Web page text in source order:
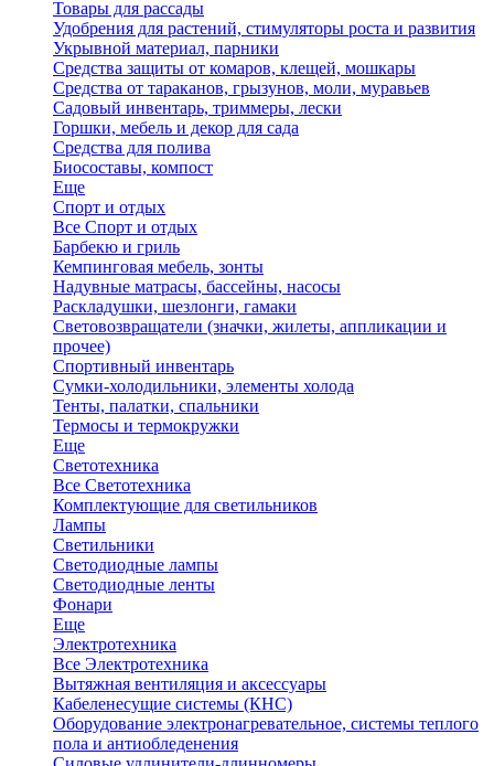
Товары для рассады
Удобрения для растений, стимуляторы роста и развития
Укрывной материал, парники
Средства защиты от комаров, клещей, мошкары
Средства от тараканов, грызунов, моли, муравьев
Садовый инвентарь, триммеры, лески
Горшки, мебель и декор для сада
Средства для полива
Биосоставы, компост
Еще
Спорт и отдых
Все Спорт и отдых
Барбекю и гриль
Кемпинговая мебель, зонты
Надувные матрасы, бассейны, насосы
Раскладушки, шезлонги, гамаки
Световозвращатели (значки, жилеты, аппликации и
прочее)
Спортивный инвентарь
Сумки-холодильники, элементы холода
Тенты, палатки, спальники
Термосы и термокружки
Еще
Светотехника
Все Светотехника
Комплектующие для светильников
Лампы
Светильники
Светодиодные лампы
Светодиодные ленты
Фонари
Еще
Электротехника
Все Электротехника
Вытяжная вентиляция и аксессуары
Кабеленесущие системы (КНС)
Оборудование электронагревательное, системы теплого
пола и антиобледенения